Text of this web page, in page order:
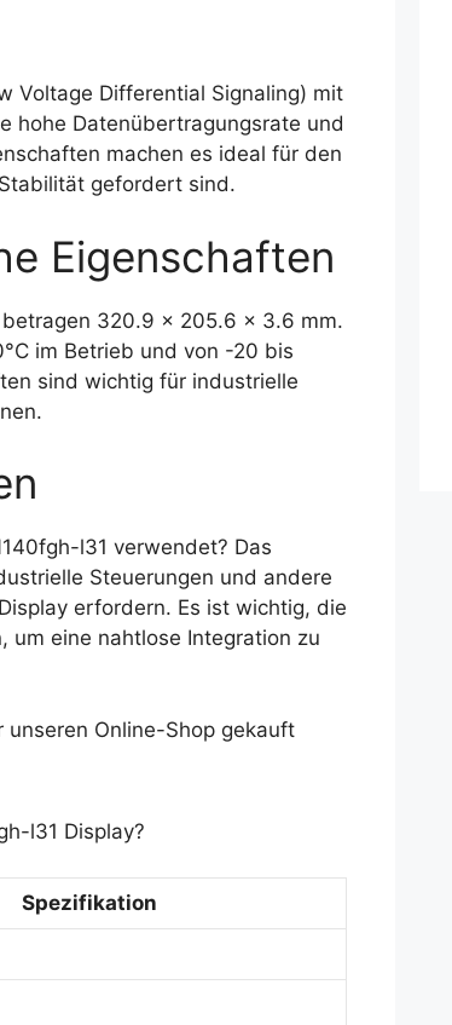
Voltage Differential Signaling) mit
hohe Datenübertragungsrate und
machen es ideal für den
gefordert sind.
Eigenschaften
320.9 x 205.6 x 3.6 mm.
im Betrieb und von -20 bis
sind wichtig für industrielle
l31 verwendet? Das
Steuerungen und andere
erfordern. Es ist wichtig, die
um eine nahtlose Integration zu
unseren Online-Shop gekauft
l31 Display?
Spezifikation